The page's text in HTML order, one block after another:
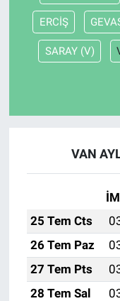
ERCİŞ
SARAY (V)
VAN
25 Tem Cts
26 Tem Paz
27 Tem Pts
28 Tem Sal